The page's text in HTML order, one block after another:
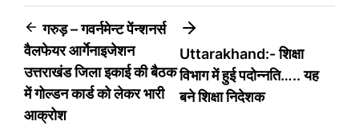
Post
navigation
गरुड़ – गवर्नमेन्ट पेंन्शनर्स
वैलफेयर आर्गेनाइजेशन
उत्तराखंड जिला इकाई की बैठक
में गोल्डन कार्ड को लेकर भारी
आक्रोश
Uttarakhand:- शिक्षा
विभाग में हुई पदोन्नति….. यह
बने शिक्षा निदेशक